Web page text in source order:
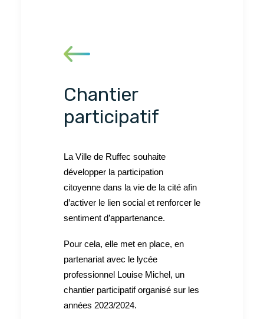
Chantier
participatif
La Ville de Ruffec souhaite
développer la participation
citoyenne dans la vie de la cité afin
d’activer le lien social et renforcer le
sentiment d’appartenance.
Pour cela, elle met en place, en
partenariat avec le lycée
professionnel Louise Michel, un
chantier participatif organisé sur les
années 2023/2024.